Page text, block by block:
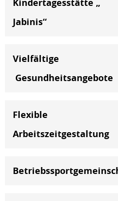
Kindertagesstätte „
Jabinis“
Vielfältige
Gesundheitsangebote
Flexible
Arbeitszeitgestaltung